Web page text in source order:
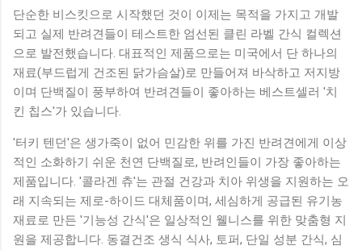
단순한 비스킷으로 시작했던 것이 이제는 목적을 가지고 개발
되고 실제 반려견들이 테스트한 엄선된 클린 라벨 간식 컬렉션
으로 발전했습니다. 대표적인 제품으로는 미국에서 단 하나의
재료(부드럽게 건조된 닭가슴살)로 만들어져 바삭하고 저지방
이며 단백질이 풍부하여 반려견들이 좋아하는 베스트셀러 '치
킨 칩스'가 있습니다.
'터키 텐던'은 생가죽이 없어 민감한 위를 가진 반려견에게 이상
적인 소화하기 쉬운 천연 단백질로, 반려인들이 가장 좋아하는
제품입니다. '콜라겐 츄'는 관절 건강과 치아 위생을 지원하는 오
래 지속되는 제로-하이드 대체품이며, 세심하게 공급된 유기농
재료로 만든 '기능성 간식'은 일상적인 웰니스를 위한 맞춤형 지
원을 제공합니다. 동결건조 생식 식사, 토퍼, 단일 성분 간식, 심